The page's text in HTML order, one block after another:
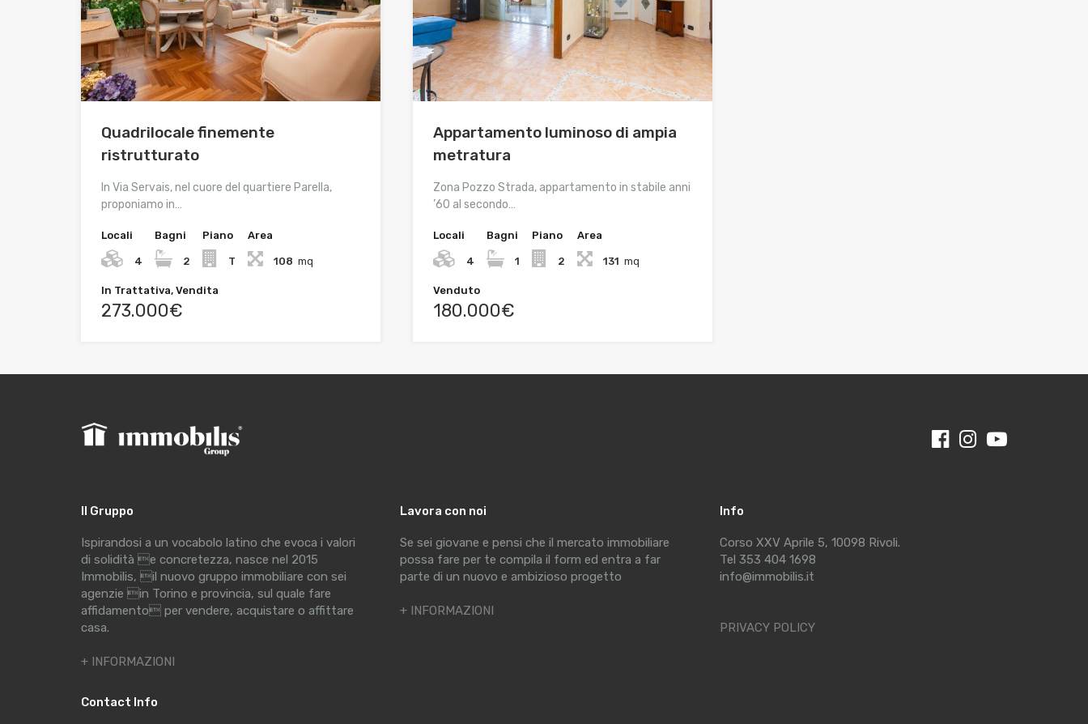
Quadrilocale finemente
ristrutturato
In Via Servais, nel cuore del quartiere Parella,
proponiamo in…
Locali
4
Bagni
2
Piano
T
Area
108 mq
In Trattativa, Vendita
273.000€
Appartamento luminoso di ampia
metratura
Zona Pozzo Strada, appartamento in stabile anni
’60 al secondo…
Locali
4
Bagni
1
Piano
2
Area
131 mq
Venduto
180.000€
Il Gruppo
Ispirandosi a un vocabolo latino che evoca i valori
di solidità e concretezza, nasce nel 2015
Immobilis, il nuovo gruppo immobiliare con sei
agenzie in Torino e provincia, sul quale fare
affidamento per vendere, acquistare o affittare
casa.
+ INFORMAZIONI
Contact Info
Lavora con noi
Se sei giovane e pensi che il mercato immobiliare
possa fare per te compila il form ed entra a far
parte di un nuovo e ambizioso progetto
+ INFORMAZIONI
Info
Corso XXV Aprile 5, 10098 Rivoli.
Tel 353 404 1698
info@immobilis.it
PRIVACY POLICY